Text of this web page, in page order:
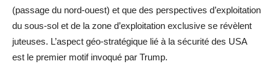
(passage du nord-ouest) et que des perspectives d’exploitation
du sous-sol et de la zone d’exploitation exclusive se révèlent
juteuses. L’aspect géo-stratégique lié à la sécurité des USA
est le premier motif invoqué par Trump.